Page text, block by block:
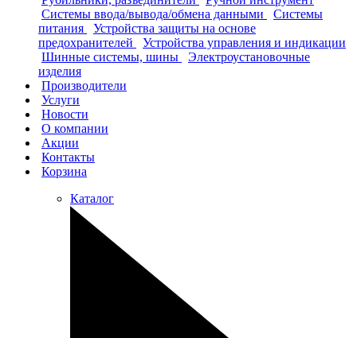
Системы ввода/вывода/обмена данными
Системы
питания
Устройства защиты на основе
предохранителей
Устройства управления и индикации
Шинные системы, шины
Электроустановочные
изделия
Производители
Услуги
Новости
О компании
Акции
Контакты
Корзина
Каталог